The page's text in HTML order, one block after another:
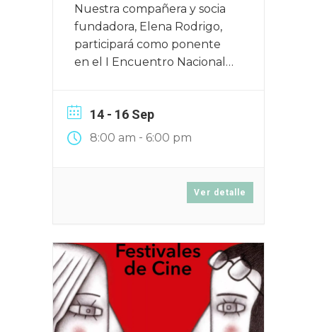
Nuestra compañera y socia
fundadora, Elena Rodrigo,
participará como ponente
en el I Encuentro Nacional
16, 17 y 18 de junio de 2025
14 - 16 Sep
8:00 am - 6:00 pm
Ver detalle